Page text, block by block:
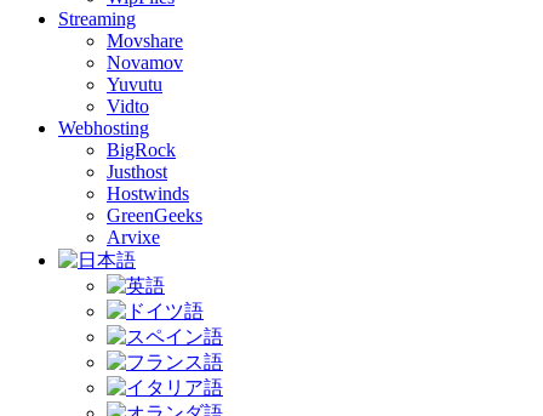
Streaming
Movshare
Novamov
Yuvutu
Vidto
Webhosting
BigRock
Justhost
Hostwinds
GreenGeeks
Arvixe